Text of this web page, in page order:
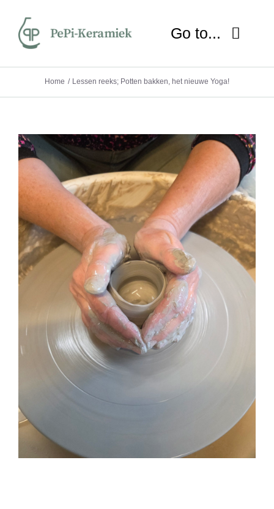
inhoud
Go to...
HOME
NIEUWS
SHOP
WORKSHOP
LESSEN
CONTACT
0 items
Home Lessen reeks; Potten bakken, het nieuwe Yoga!